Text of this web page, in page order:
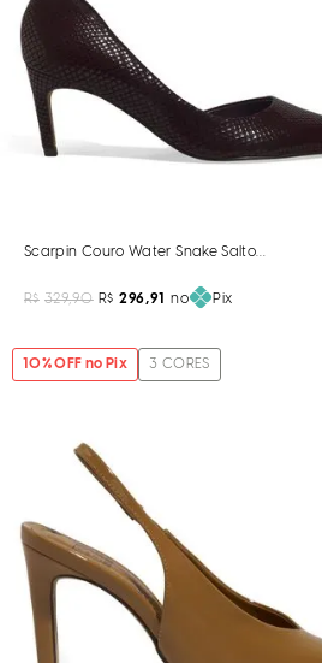
Scarpin Couro Water Snake Salto Médio
R$ 329,90 R$ 296,91 no Pix
10% OFF no Pix 3 CORES